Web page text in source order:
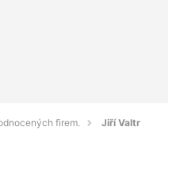
firem. Jiří Valtr